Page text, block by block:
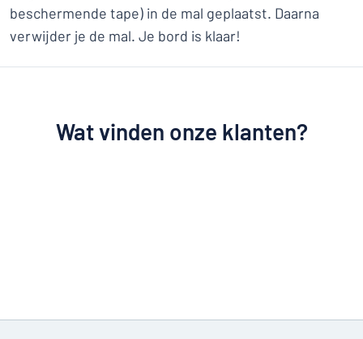
beschermende tape) in de mal geplaatst. Daarna
verwijder je de mal. Je bord is klaar!
Wat vinden onze klanten?